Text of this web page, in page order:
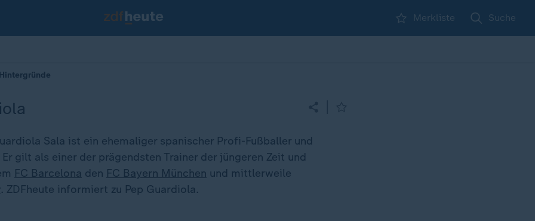
Merkliste Suche
Sala ist ein ehemaliger spanischer Profi-Fußballer und
gilt als einer der prägendsten Trainer der jüngeren Zeit und
FC Barcelona den FC Bayern München und mittlerweile
. ZDFheute informiert zu Pep Guardiola.